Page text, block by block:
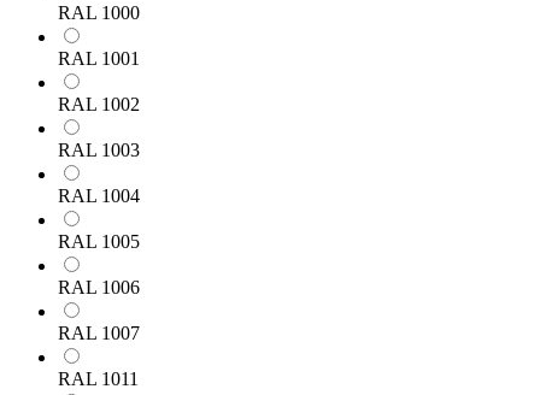
RAL 1000
RAL 1001
RAL 1002
RAL 1003
RAL 1004
RAL 1005
RAL 1006
RAL 1007
RAL 1011